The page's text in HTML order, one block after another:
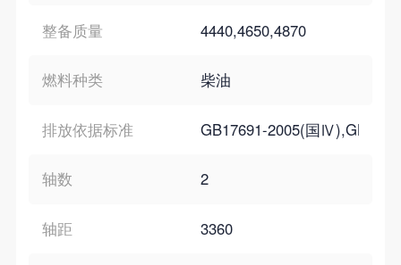
整备质量 4440,4650,4870
燃料种类 柴油
排放依据标准 GB17691-2005(国
轴数 2
轴距 3360